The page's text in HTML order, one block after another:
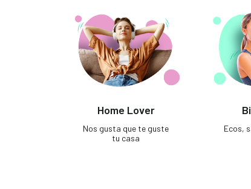
Home Lover
Nos gusta que te guste
tu casa
Ecos,